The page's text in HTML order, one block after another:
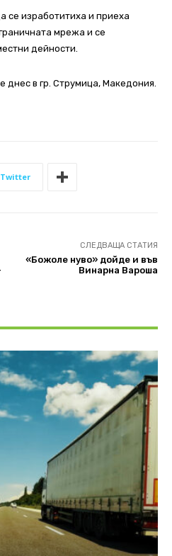
се изработитиха и приеха
мрежа и се
дейности.
днес в гр. Струмица, Македония.
Twitter
СЛЕДВАЩА СТАТИЯ
«Божоле нуво» дойде и във
Винарна Вароша